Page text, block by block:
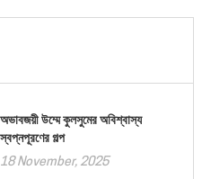
অভাবজয়ী উম্মে কুলসুমের অবিশ্বাস্য
স্বপ্নপূরণের গল্প
18 November, 2025